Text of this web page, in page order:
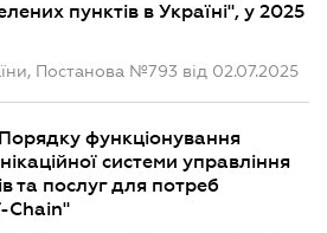
пунктів в Україні", у 2025
Постанова №793 від 02.07.2025
функціонування
системи управління
та послуг для потреб
Chain"